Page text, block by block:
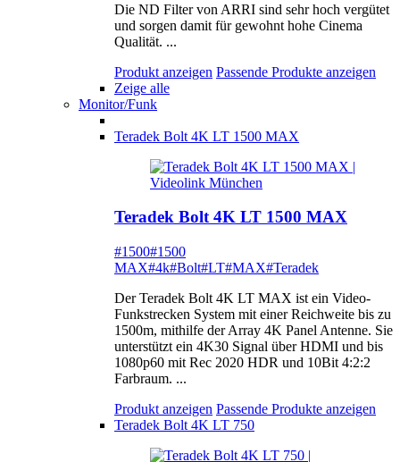
Die ND Filter von ARRI sind sehr hoch vergütet
und sorgen damit für gewohnt hohe Cinema
Qualität. ...
Produkt anzeigen Passende Produkte anzeigen
Zeige alle
Monitor/Funk
Teradek Bolt 4K LT 1500 MAX
Teradek Bolt 4K LT 1500 MAX
#1500#1500
MAX#4k#Bolt#LT#MAX#Teradek
Der Teradek Bolt 4K LT MAX ist ein Video-
Funkstrecken System mit einer Reichweite bis zu
1500m, mithilfe der Array 4K Panel Antenne. Sie
unterstützt ein 4K30 Signal über HDMI und bis
1080p60 mit Rec 2020 HDR und 10Bit 4:2:2
Farbraum. ...
Produkt anzeigen Passende Produkte anzeigen
Teradek Bolt 4K LT 750